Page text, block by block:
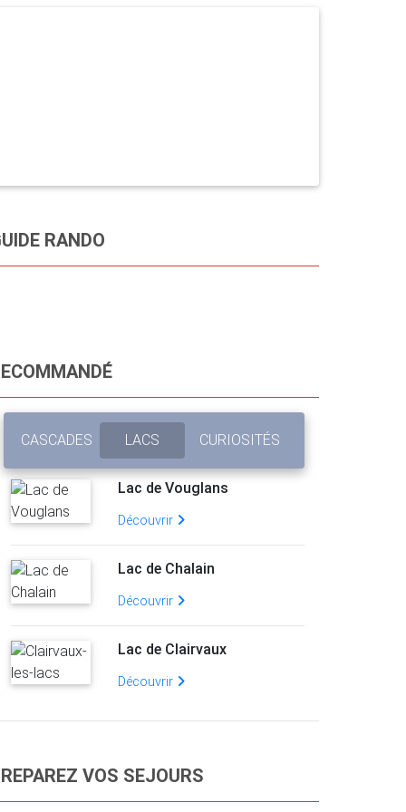
RANDO
CASCADES LACS CURIOSITÉS
Lac de Vouglans
Découvrir
Lac de Chalain
Découvrir
Lac de Clairvaux
Découvrir
VOS SEJOURS